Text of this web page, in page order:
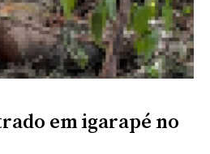
em igarapé no